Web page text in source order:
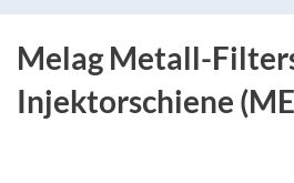
Melag Metall-
Injektorschiene